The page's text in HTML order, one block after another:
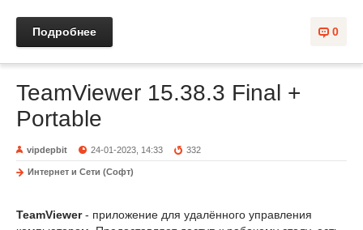
0
Подробнее
TeamViewer 15.38.3 Final +
Portable
vipdepbit 24-01-2023, 14:33 332
Интернет и Сети (Софт)
TeamViewer- приложение для удалённого управления